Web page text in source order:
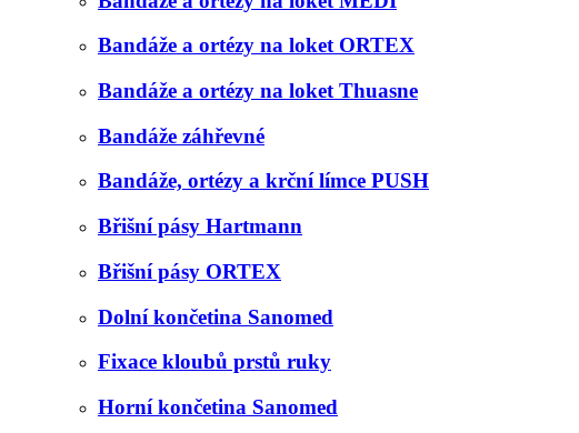
Bandáže a ortézy na loket ORTEX
Bandáže a ortézy na loket Thuasne
Bandáže záhřevné
Bandáže, ortézy a krční límce PUSH
Břišní pásy Hartmann
Břišní pásy ORTEX
Dolní končetina Sanomed
Fixace kloubů prstů ruky
Horní končetina Sanomed